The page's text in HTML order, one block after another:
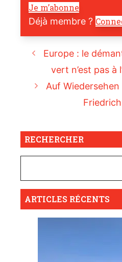
Je m’abonne
Déjà membre ?
Europe : le
vert n’est pas à
Auf
RECHERCHER
ARTICLES RÉCENTS